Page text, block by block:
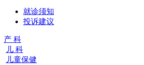
就诊须知
投诉建议
产 科
儿 科
儿童保健